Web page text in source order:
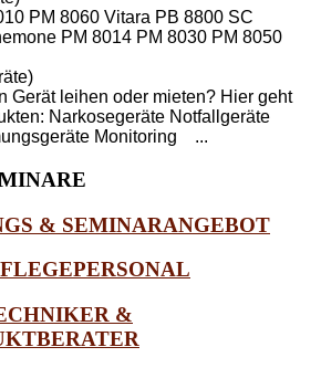
PM 8060 Vitara PB 8800 SC
PM 8014 PM 8030 PM 8050
Gerät leihen oder mieten? Hier geht
Narkosegeräte Notfallgeräte
Monitoring ...
& SEMINARANGEBOT
&